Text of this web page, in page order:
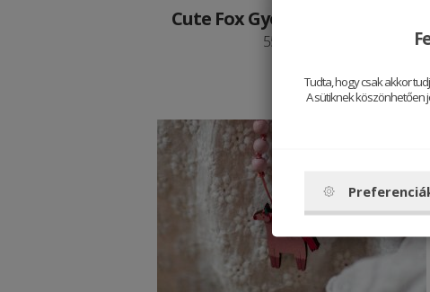
Cute Fox Gyöngyös nyaklánc
5500 HUF
Tudta, hogy csak akkor
A sütiknek köszönhetően